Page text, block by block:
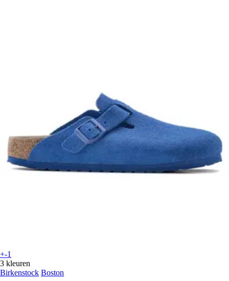
+-1
3 kleuren
Birkenstock Boston